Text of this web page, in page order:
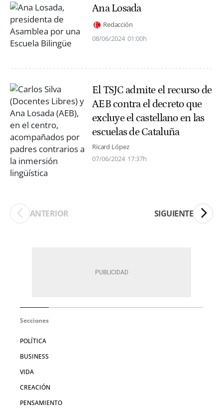
Ana Losada
Redacción
08/06/2024 01:00h
El TSJC admite el recurso de
AEB contra el decreto que
excluye el castellano en las
escuelas de Cataluña
Ricard López
07/06/2024 17:37h
ANTERIOR SIGUIENTE
Secciones
POLÍTICA
BUSINESS
VIDA
CREACIÓN
PENSAMIENTO